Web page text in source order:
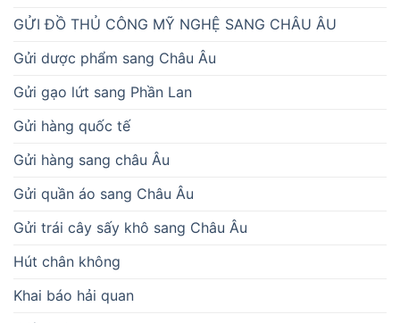
GỬI ĐỒ THỦ CÔNG MỸ NGHỆ SANG CHÂU ÂU
Gửi dược phẩm sang Châu Âu
Gửi gạo lứt sang Phần Lan
Gửi hàng quốc tế
Gửi hàng sang châu Âu
Gửi quần áo sang Châu Âu
Gửi trái cây sấy khô sang Châu Âu
Hút chân không
Khai báo hải quan